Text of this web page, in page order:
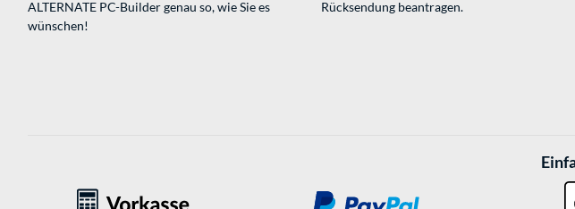
ALTERNATE PC-Builder genau so, wie Sie es
wünschen!
Rücksendung beantragen.